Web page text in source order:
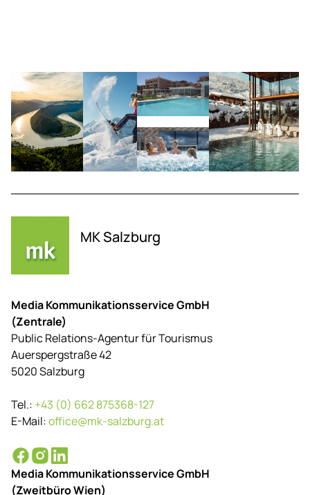
MK Salzburg
Media Kommunikationsservice GmbH
(Zentrale)
Public Relations-Agentur für Tourismus
Auerspergstraße 42
5020 Salzburg
Tel.: +43 (0) 662 875368-127
E-Mail:office@mk-salzburg.at
Media Kommunikationsservice GmbH
(Zweitbüro Wien)